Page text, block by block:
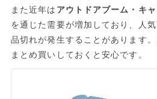
また近年は アウトドアブーム・キ
を通じた需要が増加しており、人
品切れが発生することがあります
まとめ買いしておくと安心です。